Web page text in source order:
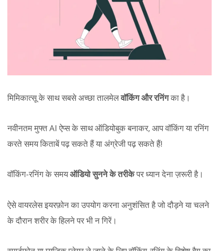
मिमिकात्सू के साथ सबसे अच्छा तालमेलवॉकिंग और रनिंगका है।
नवीनतम मुफ्त AI ऐप्स के साथ ऑडियोबुक बनाकर, आप वॉकिंग या रनिंग
करते समय किताबें पढ़ सकते हैं या अंग्रेजी पढ़ सकते हैं!
वॉकिंग-रनिंग के समयऑडियो सुनने के तरीकेपर ध्यान देना ज़रूरी है।
ऐसे वायरलेस इयरफ़ोन का उपयोग करना अनुशंसित है जो दौड़ने या चलने
के दौरान शरीर के हिलने पर भी न गिरें।